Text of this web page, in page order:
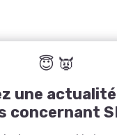
😇 👿
une
concernant